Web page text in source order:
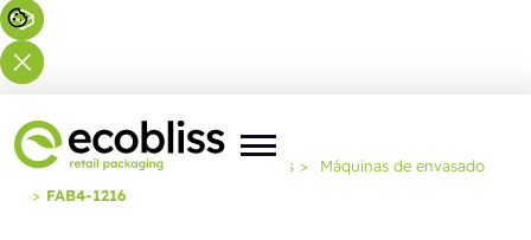
Usted está aquí: Inicio Soluciones >
Máquinas de envasado
> FAB4-1216